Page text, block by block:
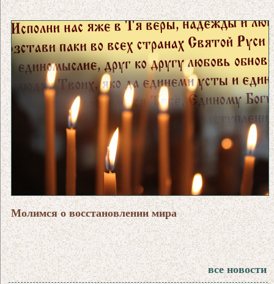
Молимся о восстановлении мира
все новости